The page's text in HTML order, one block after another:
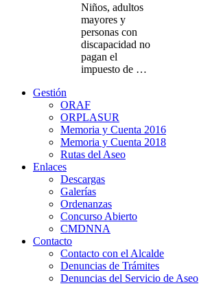
Niños, adultos
mayores y
personas con
discapacidad no
pagan el
impuesto de …
Gestión
ORAF
ORPLASUR
Memoria y Cuenta 2016
Memoria y Cuenta 2018
Rutas del Aseo
Enlaces
Descargas
Galerías
Ordenanzas
Concurso Abierto
CMDNNA
Contacto
Contacto con el Alcalde
Denuncias de Trámites
Denuncias del Servicio de Aseo